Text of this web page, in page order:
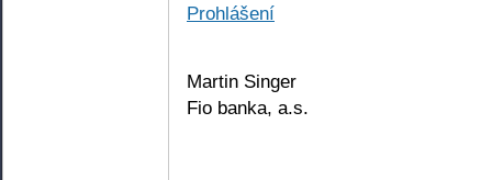
Prohlášení
Martin Singer
Fio banka, a.s.